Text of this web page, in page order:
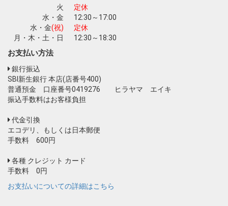
火
定休
水・金
12:30～17:00
水・金(祝)
定休
月・木・土・日
12:30～18:30
お支払い方法
銀行振込
SBI新生銀行 本店(店番号400)
普通預金 口座番号0419276 ヒラヤマ エイキ
振込手数料はお客様負担
代金引換
エコデリ、もしくは日本郵便
手数料 600円
各種 クレジット カード
手数料 0円
お支払いについての詳細はこちら